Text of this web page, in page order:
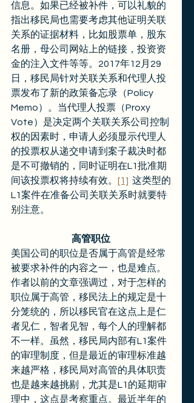
信息。如果已经被补件，可以礼貌的
指出移民局也需要考虑其他证明关联
关系的证据材料，比如股票单，股东
名册，母公司网站上的链接，投资资
金的注入文件等等。2017年12月29
日，移民局针对关联关系和代理人投
票发布了新的政策备忘录（Policy
Memo）。当代理人投票（Proxy
Vote）是决定两个关联关系公司控制
权的因素时，申请人必须显示代理人
的投票权从递交申请到案子裁决时都
是不可撤销的，同时证明在L1批准期
间该投票权将持续有效。 [1] 这类型的
L1案件在准备公司关联关系时就要特
别注意。
高管职位
美国公司的职位是否属于高管是经常
被要求补件的内容之一，也是难点。
作者以前的文章强调过，对于怎样的
职位属于高管，移民法上的规定是十
分笼统的，所以移民官在这点上是仁
者见仁，智者见智，每个人的理解都
不一样。虽然，移民局内部有L1案件
的审理制度，但是最近的审理标准越
来越严格，移民局对高管的具体职责
也是越来越挑剔，尤其是L1的延期审
理中，这点是考察重点。最近半年的